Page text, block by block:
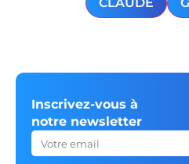
Inscrivez-vous à
notre newsletter